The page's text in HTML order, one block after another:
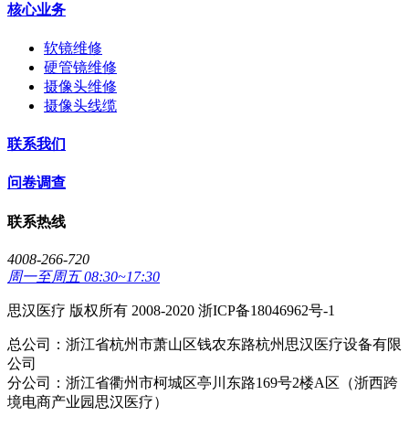
核心业务
软镜维修
硬管镜维修
摄像头维修
摄像头线缆
联系我们
问卷调查
联系热线
4008-266-720
周一至周五 08:30~17:30
思汉医疗 版权所有 2008-2020 浙ICP备18046962号-1
总公司：浙江省杭州市萧山区钱农东路杭州思汉医疗设备有限
公司
分公司：浙江省衢州市柯城区亭川东路169号2楼A区（浙西跨
境电商产业园思汉医疗）